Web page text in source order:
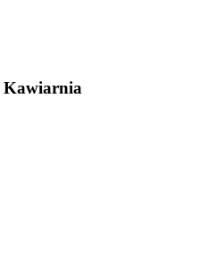
Kawiarnia